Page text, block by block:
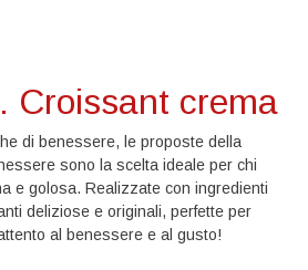
Croissant crema
di benessere, le proposte della
sono la scelta ideale per chi
e golosa. Realizzate con ingredienti
deliziose e originali, perfette per
al benessere e al gusto!